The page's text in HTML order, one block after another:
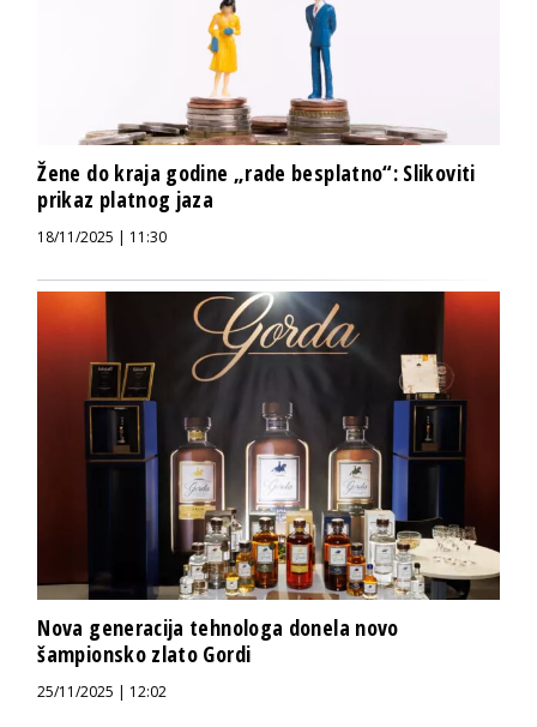
Žene do kraja godine „rade besplatno“: Slikoviti
prikaz platnog jaza
18/11/2025 | 11:30
Nova generacija tehnologa donela novo
šampionsko zlato Gordi
25/11/2025 | 12:02